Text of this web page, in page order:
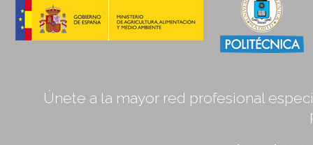
Únete a la mayor red profesional